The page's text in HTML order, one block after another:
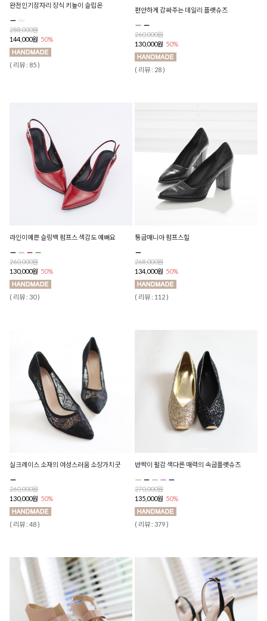
완전인기잠자리 장식 키높이 슬립온
288,000원
144,000원 50%
( 리뷰 : 85 )
편안하게 감싸주는 데일리 플랫슈즈
260,000원
130,000원 50%
( 리뷰 : 28 )
라인이예쁜 슬링백 펌프스 색감도 예뻐요
260,000원
130,000원 50%
( 리뷰 : 30 )
통굽매니아 펌프스힐
268,000원
134,000원 50%
( 리뷰 : 112 )
실크레이스 소재의 여성스러움 소장가치굿
260,000원
130,000원 50%
( 리뷰 : 48 )
반짝이 펄감 색다른 매력의 속굽플랫슈즈
270,000원
135,000원 50%
( 리뷰 : 379 )